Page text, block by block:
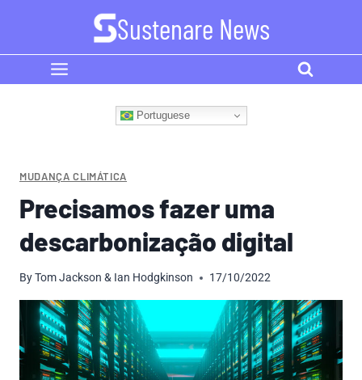
content
Sustenare News
Portuguese
MUDANÇA CLIMÁTICA
Precisamos fazer uma
descarbonização digital
ByTom Jackson & Ian Hodgkinson 17/10/2022